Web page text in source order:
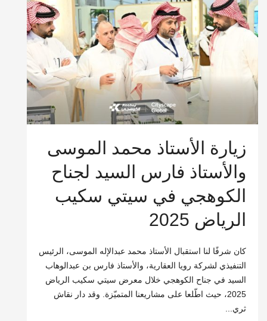
زيارة الأستاذ محمد الموسى
والأستاذ فارس السيد لجناح
الكوهجي في سيتي سكيب
الرياض 2025
كان شرفًا لنا استقبال الأستاذ محمد عبدالإله الموسى، الرئيس
التنفيذي لشركة رويا العقارية، والأستاذ فارس بن عبدالوهاب
السيد في جناح الكوهجي خلال معرض سيتي سكيب الرياض
2025، حيث اطّلعا على مشاريعنا المتميّزة. وقد دار نقاش
ثري...